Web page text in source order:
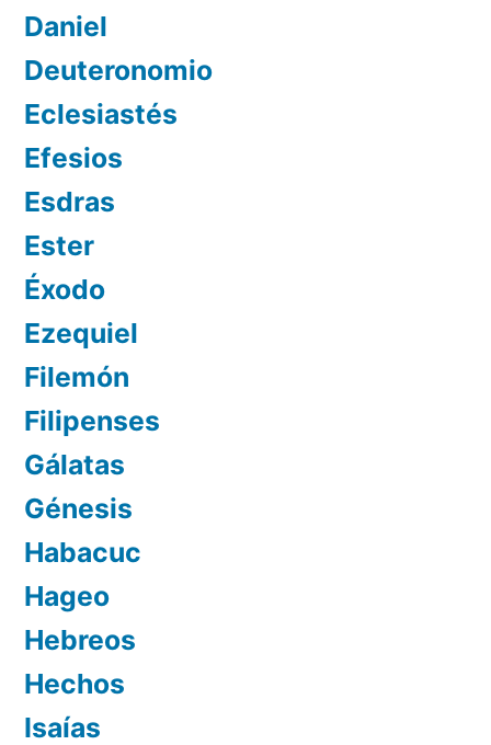
Daniel
Deuteronomio
Eclesiastés
Efesios
Esdras
Ester
Éxodo
Ezequiel
Filemón
Filipenses
Gálatas
Génesis
Habacuc
Hageo
Hebreos
Hechos
Isaías